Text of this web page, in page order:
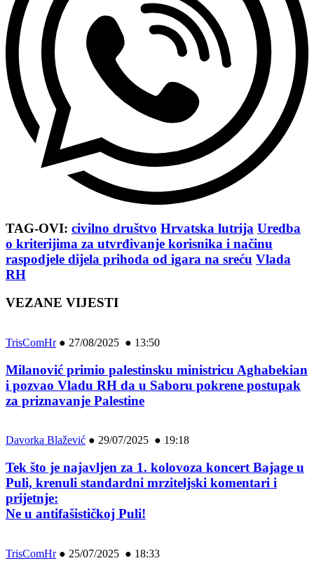
TAG-OVI: civilno društvo Hrvatska lutrija Uredba
o kriterijima za utvrđivanje korisnika i načinu
raspodjele dijela prihoda od igara na sreću Vlada
RH
VEZANE VIJESTI
TrisComHr● 27/08/2025 ● 13:50
Milanović primio palestinsku ministricu Aghabekian
i pozvao Vladu RH da u Saboru pokrene postupak
za priznavanje Palestine
Davorka Blažević ● 29/07/2025 ● 19:18
Tek što je najavljen za 1. kolovoza koncert Bajage u
Puli, krenuli standardni mrziteljski komentari i
prijetnje:
Ne u antifašističkoj Puli!
TrisComHr● 25/07/2025 ● 18:33